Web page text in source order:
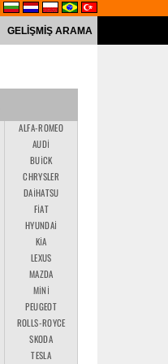
GELIŞMIŞ ARAMA
ALFA-ROMEO
AUDI
BUICK
CHRYSLER
DAIHATSU
FIAT
HYUNDAI
KIA
LEXUS
MAZDA
MINI
PEUGEOT
ROLLS-ROYCE
SKODA
TESLA